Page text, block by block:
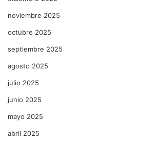
noviembre 2025
octubre 2025
septiembre 2025
agosto 2025
julio 2025
junio 2025
mayo 2025
abril 2025